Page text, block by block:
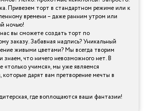
Привезем торт в стандартном режиме или к
времени – даже ранним утром или
ночью!
вы сможете создать торт по
заказу. Забавная надпись? Уникальный
живыми цветами? Мы всегда творим
знаем, что ничего невозможного нет. В
«только учимся», мы уже являемся
дарят вам претворение мечты в
где воплощаются ваши фантазии!